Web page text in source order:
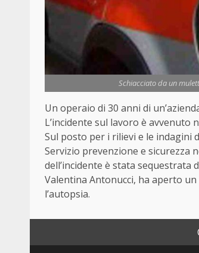
Schiacciato da un
Un operaio di 30 anni di
L’incidente sul lavoro è avvenuto
Sul posto per i rilievi e le indagini
Servizio prevenzione e sicurezza
dell’incidente è stata sequestrata
Valentina Antonucci, ha aperto
l’autopsia.